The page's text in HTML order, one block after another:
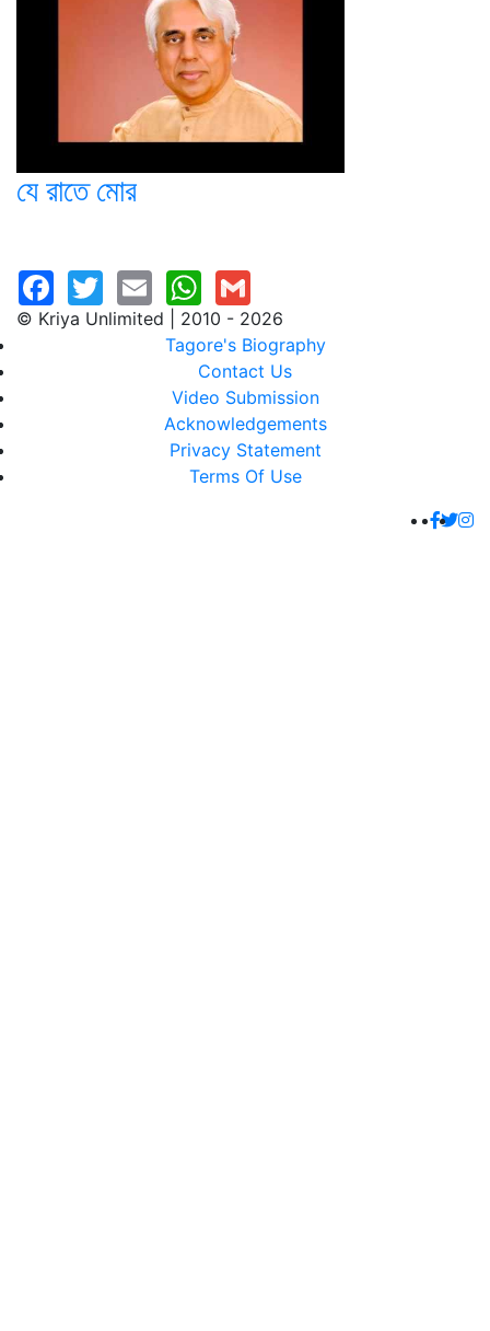
যে রাতে মোর
© Kriya Unlimited | 2010 - 2026
Tagore's Biography
Contact Us
Video Submission
Acknowledgements
Privacy Statement
Terms Of Use